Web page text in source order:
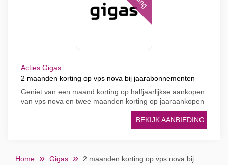
Acties Gigas
2 maanden korting op vps nova bij jaarabonnementen
Geniet van een maand korting op halfjaarlijkse aankopen
van vps nova en twee maanden korting op jaaraankopen
BEKIJK AANBIEDING
Home Gigas
2 maanden korting op vps nova bij